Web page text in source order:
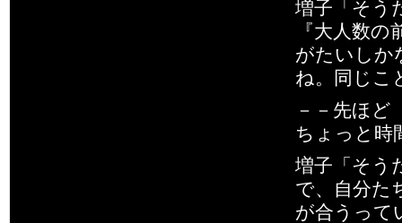
増子「そう
『大人数
がたいしか
ね。同じこ
－－先ほ
ちょっと時
増子「そう
で、自分た
が合うって